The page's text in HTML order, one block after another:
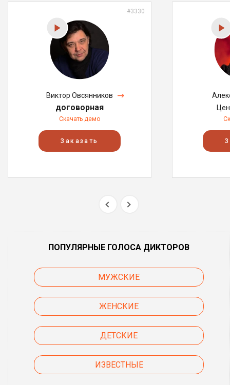
#3330
Виктор Овсянников
договорная
Скачать демо
Заказать
ПОПУЛЯРНЫЕ ГОЛОСА ДИКТОРОВ
МУЖСКИЕ
ЖЕНСКИЕ
ДЕТСКИЕ
ИЗВЕСТНЫЕ